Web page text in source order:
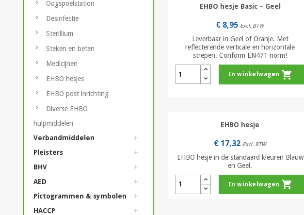
Oogspoelstation
Desinfectie
Sterillium
Steken en beten
Medicijnen
EHBO hesjes
EHBO post inrichting
Diverse EHBO
hulpmiddelen
Verbandmiddelen
Pleisters
BHV
AED
Pictogrammen & symbolen
HACCP
EHBO hesje Basic – Geel
€ 8,95 Excl. BTW
Leverbaar in Geel of Oranje. Met
reflecterende verticale en horizontale
strepen. Conform EN471 norm!
In winkelwagen shopping_cart
EHBO hesje
€ 17,32 Excl. BTW
EHBO hesje in de standaard kleuren Blauw
en Geel.
In winkelwagen shopping_cart